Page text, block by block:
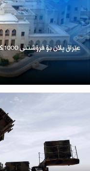
عێراق پلان بۆ فرۆشتنی 1000 کۆشکی سەدام حسێن دادەنێت